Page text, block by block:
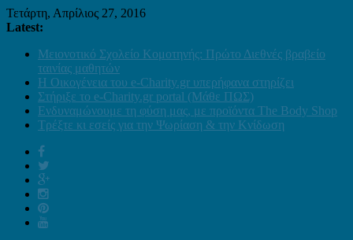
Τετάρτη, Απρίλιος 27, 2016
Latest:
Μειονοτικό Σχολείο Κομοτηνής: Πρώτο Διεθνές βραβείο
ταινίας μαθητών
Η Οικογένεια του e-Charity.gr υπερήφανα στηρίζει
Στήριξε το e-Charity.gr portal (Μάθε ΠΩΣ)
Ενδυναμώνουμε τη φύση μας, με προϊόντα The Body Shop
Τρέξτε κι εσείς για την Ψωρίαση & την Κνίδωση